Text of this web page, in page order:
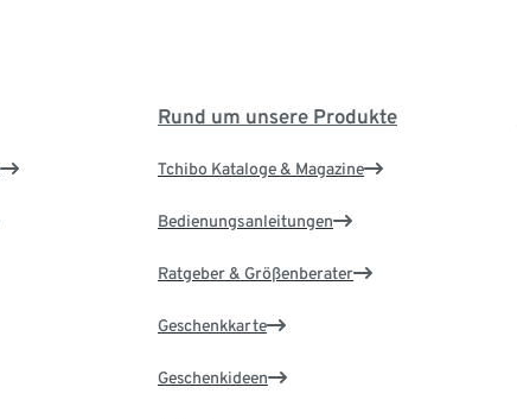
Rund um unsere Produkte
Tchibo Kataloge & Magazine
Bedienungsanleitungen
Ratgeber & Größenberater
Geschenkkarte
Geschenkideen